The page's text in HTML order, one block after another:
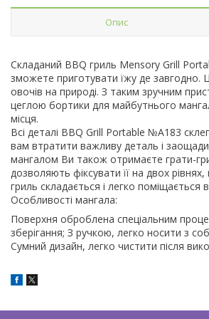
Опис
Складаний BBQ гриль Mensory Grill
зможете приготувати їжу де завгодно.
овочів на природі. З таким зручним
цеглою бортики для майбутнього
місця.
Всі деталі BBQ Grill Portable №A183
вам втратити важливу деталь і
мангалом Ви також отримаєте грати-
дозволяють фіксувати її на двох
гриль складається і легко поміщається
Особливості мангала:
Поверхня оброблена спеціальним
зберігання; З ручкою, легко носити з
Сумний дизайн, легко чистити після